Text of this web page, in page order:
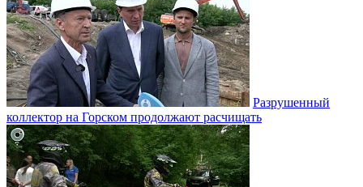
Разрушенный
коллектор на Горском продолжают расчищать